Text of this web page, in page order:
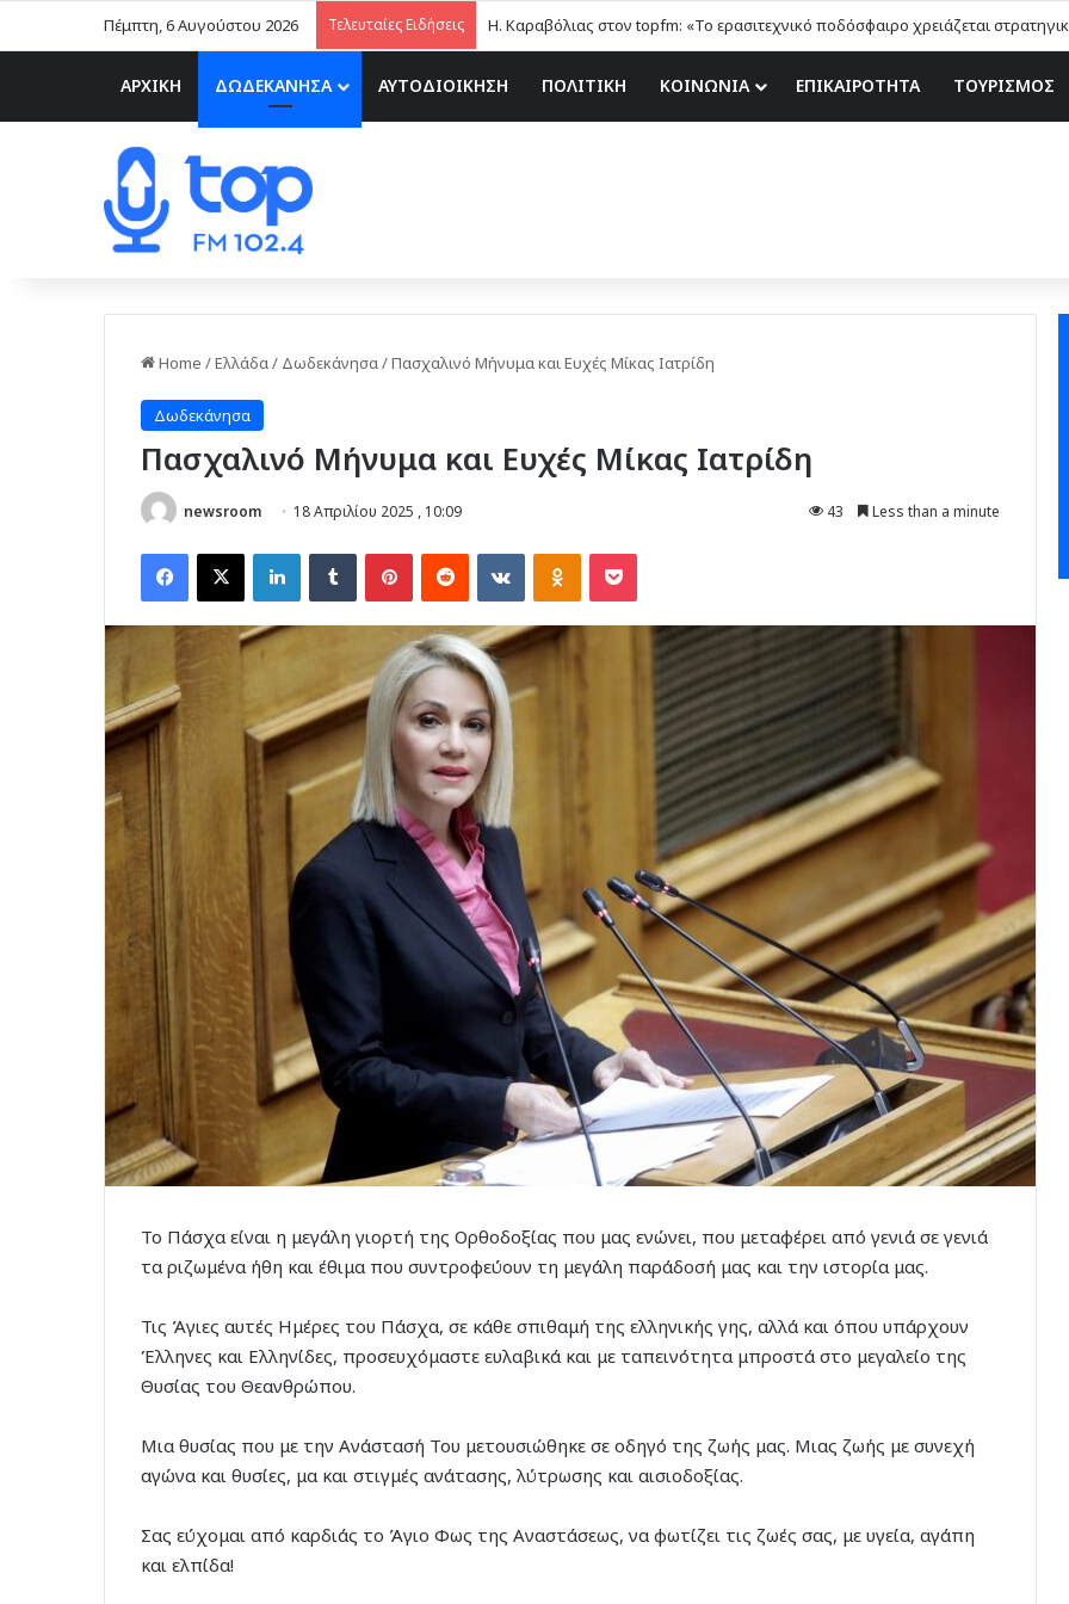
Πέμπτη, 6 Αυγούστου 2026 Τελευταίες Ειδήσεις
ΑΡΧΙΚΗ ΔΩΔΕΚΑΝΗΣΑ ΑΥΤΟΔΙΟΙΚΗΣΗ ΠΟΛΙΤΙΚΗ ΚΟΙΝΩΝΙΑ ΕΠΙΚΑΙΡΟΤΗΤΑ ΤΟΥΡΙΣΜΟΣ
Home /Ελλάδα/ Δωδεκάνησα/Πασχαλινό Μήνυμα και Ευχές Μίκας Ιατρίδη
Δωδεκάνησα
Πασχαλινό Μήνυμα και Ευχές Μίκας Ιατρίδη
newsroom 18 Απριλίου 2025 , 10:09 43 Less than a minute
Facebook
X LinkedInTumblr PinterestReddit VKontakteOdnoklassniki
Pocket
Το Πάσχα είναι η μεγάλη γιορτή της Ορθοδοξίας που μας ενώνει, που μεταφέρει από γενιά σε γενιά
τα ριζωμένα ήθη και έθιμα που συντροφεύουν τη μεγάλη παράδοσή μας και την ιστορία μας.
Τις Άγιες αυτές Ημέρες του Πάσχα, σε κάθε σπιθαμή της ελληνικής γης, αλλά και όπου υπάρχουν
Έλληνες και Ελληνίδες, προσευχόμαστε ευλαβικά και με ταπεινότητα μπροστά στο μεγαλείο της
Θυσίας του Θεανθρώπου.
Μια θυσίας που με την Ανάστασή Του μετουσιώθηκε σε οδηγό της ζωής μας. Μιας ζωής με συνεχή
αγώνα και θυσίες, μα και στιγμές ανάτασης, λύτρωσης και αισιοδοξίας.
Σας εύχομαι από καρδιάς το Άγιο Φως της Αναστάσεως, να φωτίζει τις ζωές σας, με υγεία, αγάπη
και ελπίδα!